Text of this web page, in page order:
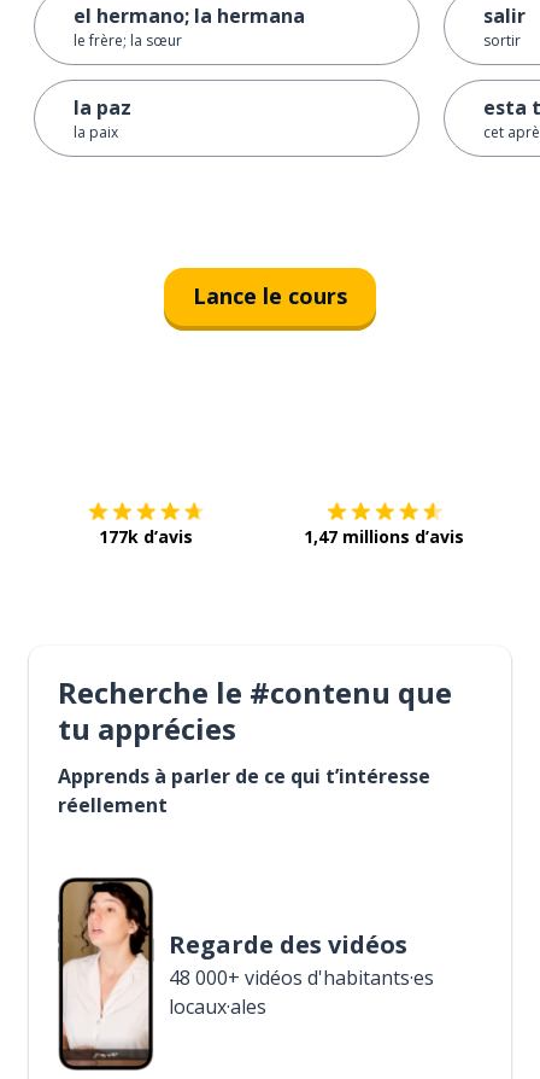
el hermano; la hermana
le frère; la sœur
la paz
la paix
salir
sortir
esta
cet
Lance le cours
177k d’avis 1,47 millions d’avis
Recherche le #contenu que
tu apprécies
Apprends à parler de ce qui t’intéresse
réellement
Regarde des vidéos
48 000+ vidéos d'habitants·es
locaux·ales